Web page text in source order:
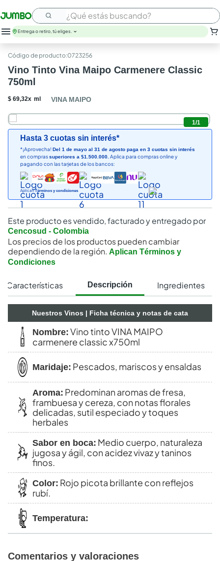
¿Qué estás buscando?
Entrega o retiro, tú eliges.
:0723256
Vino Tinto Vina Maipo Carmenere Classic
750ml
$ 69,32x ml VINA MAIPO
1/1
Hasta 3 cuotas sin interés*
*¡Aprovecha! Del 1 de mayo al 31 de agosto paga en 3 cuotas sin interés
en comprassuperiores a $1.500.000. Aplica para compras online y
pagando con las tarjetas de los bancos:
AplicanTérminos y condiciones
Este producto es vendido, facturado y entregado por
Cencosud - Colombia
Los precios de los productos pueden cambiar
dependiendo de la región. Aplican Términos y
Condiciones
Características Descripción Ingredientes
Nuestros Vinos | Ficha técnica y notas de cata
Nombre: Vino tinto VINA MAIPO
carmenere classic x750ml
Maridaje: Pescados, mariscos y ensaldas
Aroma: Predominan aromas de fresa,
frambuesa y cereza, con notas florales
delicadas, sutil especiado y toques
herbales
Sabor en boca: Medio cuerpo, naturaleza
jugosa y ágil, con acidez vivaz y taninos
finos.
Color: Rojo picota brillante con reflejos
rubí.
Temperatura:
Comentarios y valoraciones